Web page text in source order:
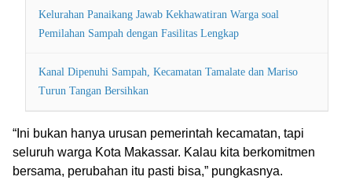
Kelurahan Panaikang Jawab Kekhawatiran Warga soal
Pemilahan Sampah dengan Fasilitas Lengkap
Kanal Dipenuhi Sampah, Kecamatan Tamalate dan Mariso
Turun Tangan Bersihkan
“Ini bukan hanya urusan pemerintah kecamatan, tapi
seluruh warga Kota Makassar. Kalau kita berkomitmen
bersama, perubahan itu pasti bisa,” pungkasnya.